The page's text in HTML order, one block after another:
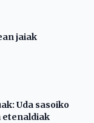
jaiak
Uda sasoiko
etenaldiak